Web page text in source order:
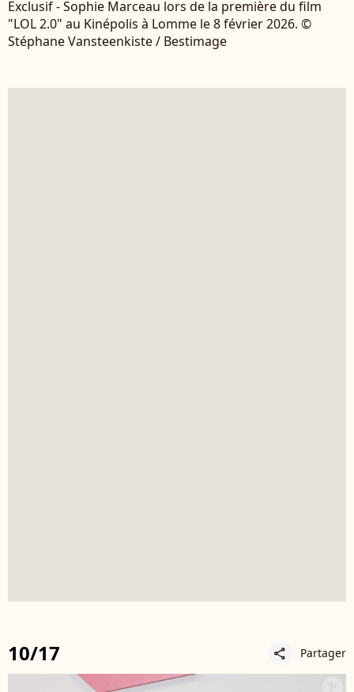
Exclusif - Sophie Marceau lors de la première du film
"LOL 2.0" au Kinépolis à Lomme le 8 février 2026. ©
Stéphane Vansteenkiste / Bestimage
10/17 share Partager